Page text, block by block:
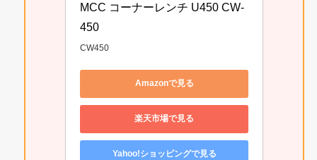
MCC コーナーレンチ U450 CW-
450
CW450
Amazonで見る
楽天市場で見る
Yahoo!ショッピングで見る